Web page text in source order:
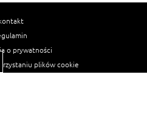
o prywatności
plików cookie